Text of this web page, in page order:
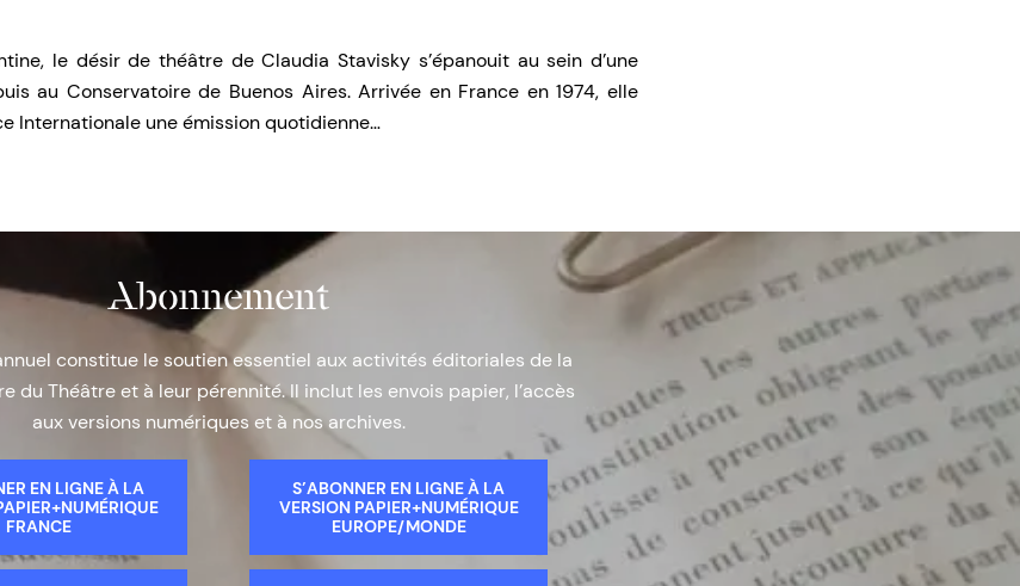
le désir de théâtre de Claudia Stavisky s’épanouit au sein d’une
au Conservatoire de Buenos Aires. Arrivée en France en 1974, elle
Internationale une émission quotidienne…
Abonnement
constitue le soutien essentiel aux activités éditoriales de la
du Théâtre et à leur pérennité. Il inclut les envois papier, l’accès
aux versions numériques et à nos archives.
EN LIGNE À LA
FRANCE
S’ABONNER EN LIGNE À LA
VERSION PAPIER+NUMÉRIQUE
EUROPE/MONDE